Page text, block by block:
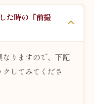
た時の『前撮
なりますので、下記
してみてくださ